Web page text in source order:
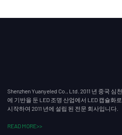
Shenzhen Yuanyeled Co., Ltd. 2011 년 중국 심천
에 기반을 둔 LED 조명 산업에서 LED 캡슐화로
시작하여 2011 년에 설립 된 전문 회사입니다.
READ MORE>>